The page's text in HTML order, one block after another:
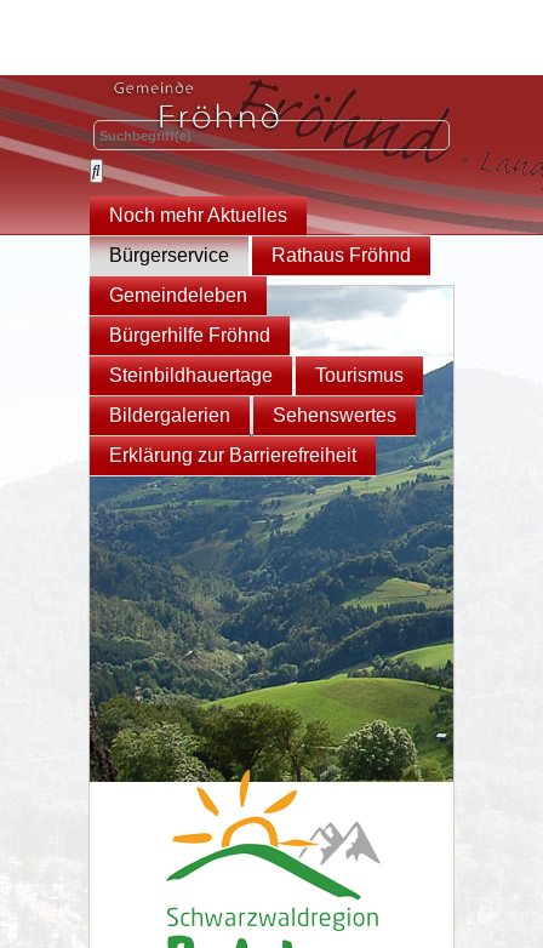
Noch mehr Aktuelles
Bürgerservice
Rathaus Fröhnd
Gemeindeleben
Bürgerhilfe Fröhnd
Steinbildhauertage
Tourismus
Bildergalerien
Sehenswertes
Erklärung zur Barrierefreiheit